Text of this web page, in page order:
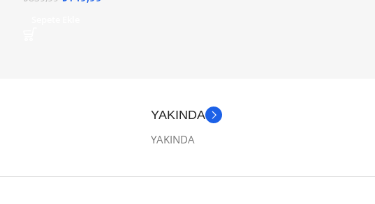
YAKINDA
YAKINDA